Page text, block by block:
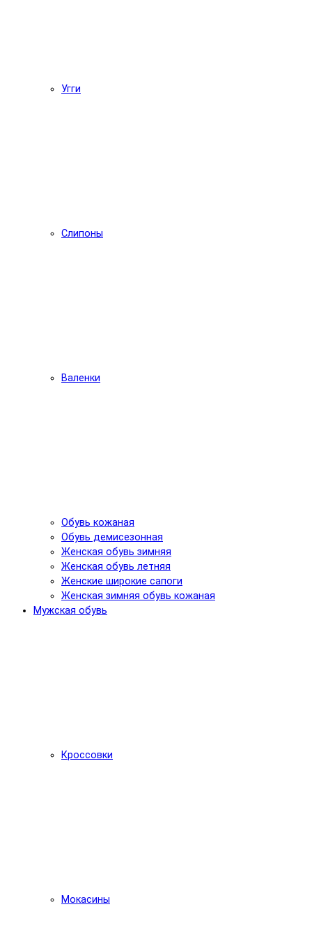
Угги
Слипоны
Валенки
Обувь кожаная
Обувь демисезонная
Женская обувь зимняя
Женская обувь летняя
Женские широкие сапоги
Женская зимняя обувь кожаная
Мужская обувь
Кроссовки
Мокасины